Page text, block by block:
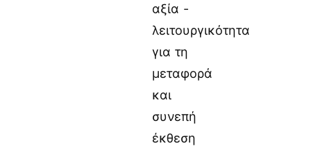
αξία -
λειτουργικότητα
για τη
μεταφορά
και
συνεπή
έκθεση